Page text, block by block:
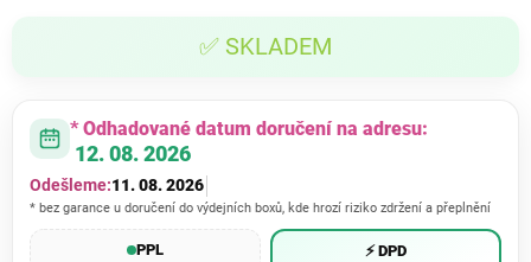
cena:
✅ SKLADEM
* Odhadované datum doručení na adresu:
12. 08. 2026
Odešleme:11. 08. 2026
* bez garance u doručení do výdejních boxů, kde hrozí riziko zdržení a přeplnění
PPL ⚡ DPD